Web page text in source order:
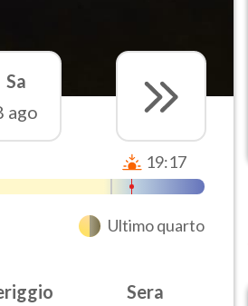
Sa
ago
19:17
Ultimo quarto
Sera